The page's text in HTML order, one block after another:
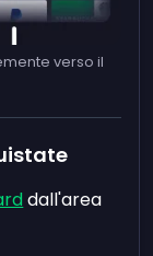
verso il
dall'area